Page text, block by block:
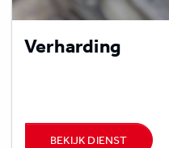
Verharding
BEKIJK DIENST